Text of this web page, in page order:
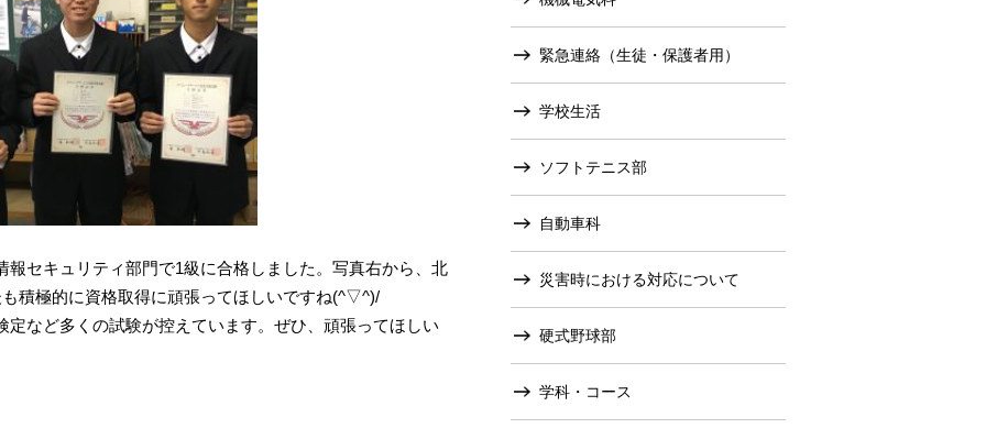
セキュリティ部門で1級に合格しました。写真右から、北
積極的に資格取得に頑張ってほしいですね(^▽^)/
など多くの試験が控えています。ぜひ、頑張ってほしい
緊急連絡（生徒・保護者用）
学校生活
ソフトテニス部
自動車科
災害時における対応について
硬式野球部
学科・コース